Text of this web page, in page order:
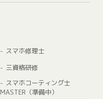
スマホ修理士
三資格研修
スマホコーティング士
MASTER（準備中）